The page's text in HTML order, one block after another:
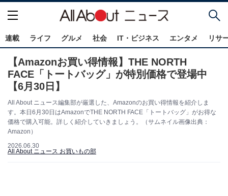
連載 ライフ グルメ 社会 IT・ビジネス エンタメ リサ
【Amazonお買い得情報】THE NORTH
FACE「トートバッグ」が特別価格で登場中
【6月30日】
All About ニュース編集部が厳選した、Amazonのお買い得情報を紹介しま
す。本日6月30日はAmazonでTHE NORTH FACE「トートバッグ」がお得な
価格で購入可能。詳しく紹介していきましょう。（サムネイル画像出典：
Amazon）
2026.06.30
All About ニュース お買いもの部